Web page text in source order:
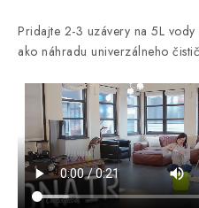
Pridajte 2-3 uzávery na 5L
ako náhradu univerzálneho